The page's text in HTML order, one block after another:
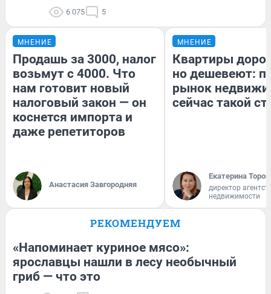
6 075 5
МНЕНИЕ
Продашь за 3000, налог
возьмут с 4000. Что
нам готовит новый
налоговый закон — он
коснется импорта и
даже репетиторов
Анастасия Завгородняя
МНЕНИЕ
Квартиры
но дешевеют:
рынок
сейчас такой
Екатерина
директор
недвижимости
РЕКОМЕНДУЕМ
«Напоминает куриное мясо»:
ярославцы нашли в лесу необычный
гриб — что это